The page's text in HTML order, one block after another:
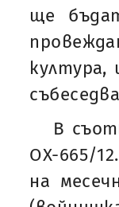
ще
култура,
В
ОХ-665/
на